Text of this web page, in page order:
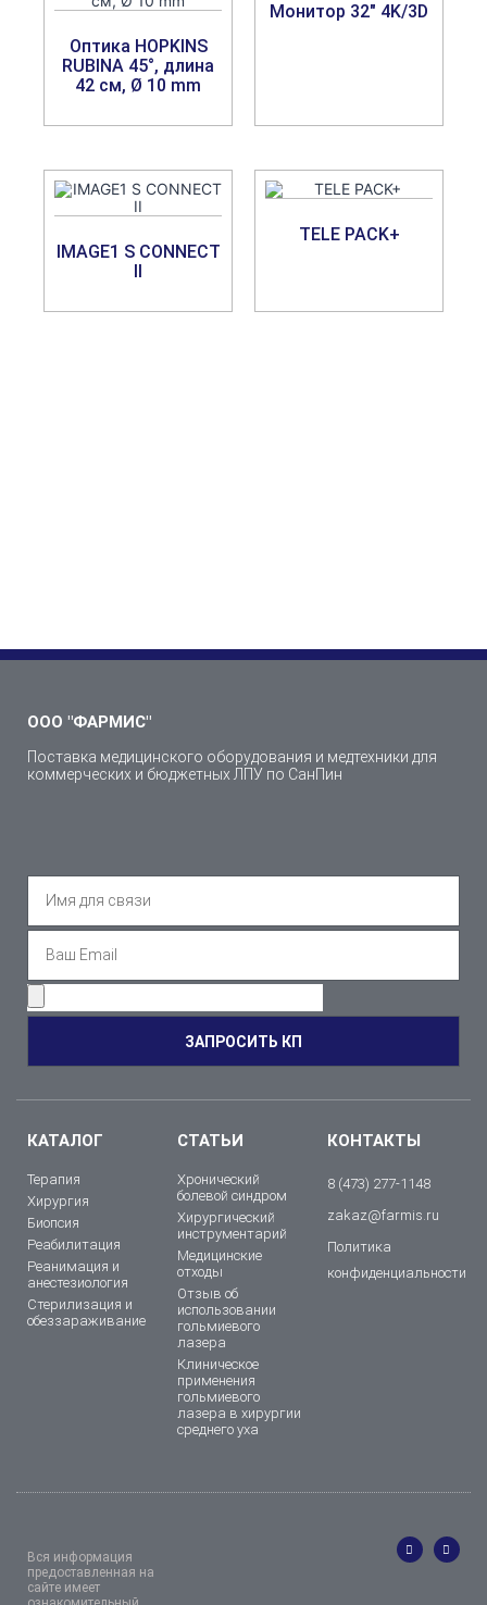
Оптика HOPKINS
RUBINA 45°, длина
42 см, Ø 10 mm
Монитор 32″ 4K/3D
IMAGE1 S CONNECT
TELE PACK+
ООО "ФАРМИС"
Поставка медицинского оборудования и медтехники для
коммерческих и бюджетных ЛПУ по СанПин
ЗАПРОСИТЬ КП
КАТАЛОГ
Терапия
Хирургия
Биопсия
Реабилитация
Реанимация и
анестезиология
Стерилизация и
обеззараживание
СТАТЬИ
Хронический
болевой синдром
Хирургический
инструментарий
Медицинские
отходы
Отзыв об
использовании
гольмиевого
лазера
Клиническое
применения
гольмиевого
лазера в хирургии
среднего уха
КОНТАКТЫ
8 (473) 277-1148
zakaz@farmis.ru
Политика
конфиденциальности
Вся информация
предоставленная на
сайте имеет